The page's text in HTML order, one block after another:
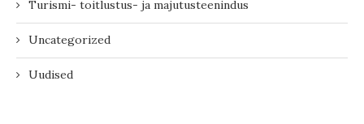
Turismi- toitlustus- ja majutusteenindus
Uncategorized
Uudised